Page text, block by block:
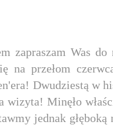
zapraszam Was do
na przełom
Dwudziestą w
wizyta! Minęło
jednak